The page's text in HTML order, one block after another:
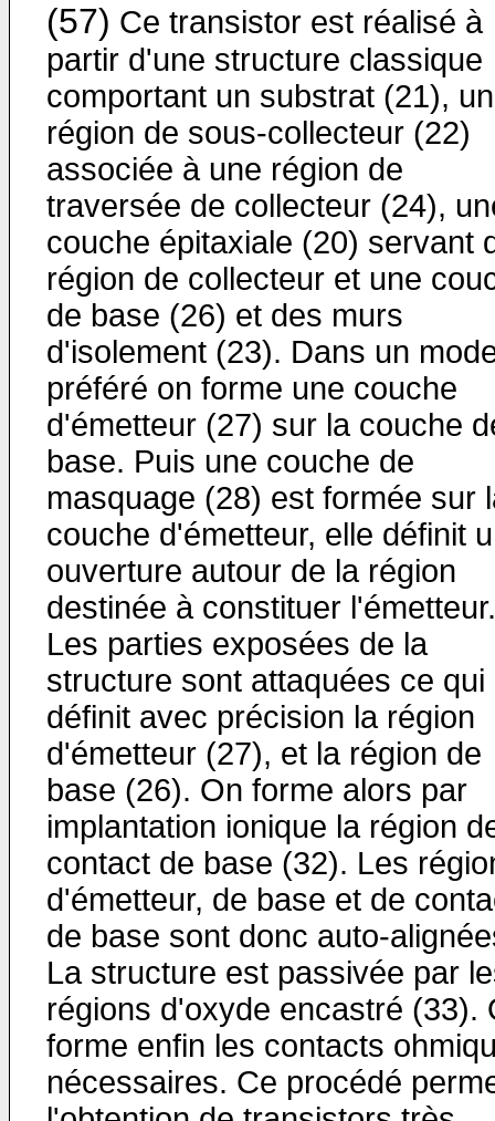
(57) Ce transistor est réalisé à
partir d'une structure classique
comportant un substrat (21),
région de sous-collecteur (22)
associée à une région de
traversée de collecteur (24),
couche épitaxiale (20) servant
région de collecteur et une
de base (26) et des murs
d'isolement (23). Dans un
préféré on forme une couche
d'émetteur (27) sur la couche
base. Puis une couche de
masquage (28) est formée sur
couche d'émetteur, elle définit
ouverture autour de la région
destinée à constituer l'émetteur.
Les parties exposées de la
structure sont attaquées ce qui
définit avec précision la région
d'émetteur (27), et la région de
base (26). On forme alors par
implantation ionique la région
contact de base (32). Les
d'émetteur, de base et de
de base sont donc auto-
La structure est passivée par
régions d'oxyde encastré (33).
forme enfin les contacts
nécessaires. Ce procédé